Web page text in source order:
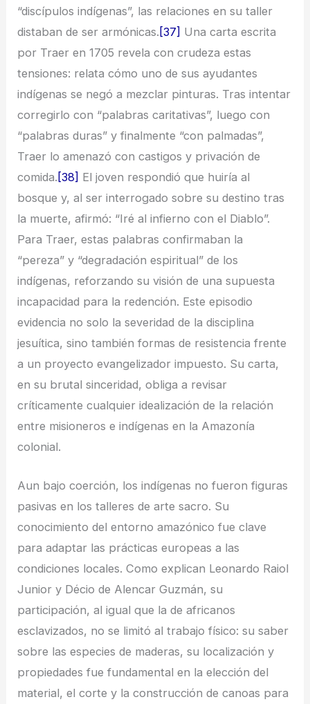
“discípulos indígenas”, las relaciones en su taller
distaban de ser armónicas. [37] Una carta escrita
por Traer en 1705 revela con crudeza estas
tensiones: relata cómo uno de sus ayudantes
indígenas se negó a mezclar pinturas. Tras intentar
corregirlo con “palabras caritativas”, luego con
“palabras duras” y finalmente “con palmadas”,
Traer lo amenazó con castigos y privación de
comida. [38] El joven respondió que huiría al
bosque y, al ser interrogado sobre su destino tras
la muerte, afirmó: “Iré al infierno con el Diablo”.
Para Traer, estas palabras confirmaban la
“pereza” y “degradación espiritual” de los
indígenas, reforzando su visión de una supuesta
incapacidad para la redención. Este episodio
evidencia no solo la severidad de la disciplina
jesuítica, sino también formas de resistencia frente
a un proyecto evangelizador impuesto. Su carta,
en su brutal sinceridad, obliga a revisar
críticamente cualquier idealización de la relación
entre misioneros e indígenas en la Amazonía
colonial.
Aun bajo coerción, los indígenas no fueron figuras
pasivas en los talleres de arte sacro. Su
conocimiento del entorno amazónico fue clave
para adaptar las prácticas europeas a las
condiciones locales. Como explican Leonardo Raiol
Junior y Décio de Alencar Guzmán, su
participación, al igual que la de africanos
esclavizados, no se limitó al trabajo físico: su saber
sobre las especies de maderas, su localización y
propiedades fue fundamental en la elección del
material, el corte y la construcción de canoas para